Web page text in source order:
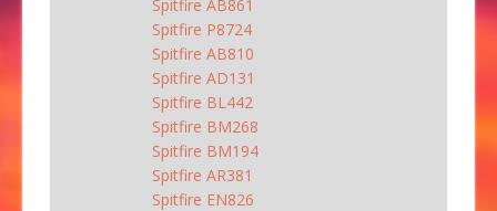
Spitfire AB861
Spitfire P8724
Spitfire AB810
Spitfire AD131
Spitfire BL442
Spitfire BM268
Spitfire BM194
Spitfire AR381
Spitfire EN826